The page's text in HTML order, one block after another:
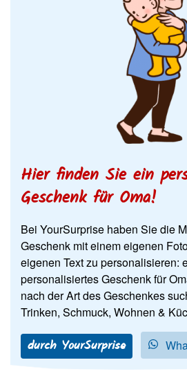
Hier finden Sie ein
Geschenk für Oma!
Bei YourSurprise haben Sie die
Geschenk mit einem eigenen
eigenen Text zu personalisieren:
personalisiertes Geschenk für
nach der Art des Geschenkes
Trinken, Schmuck, Wohnen &
durch YourSurprise